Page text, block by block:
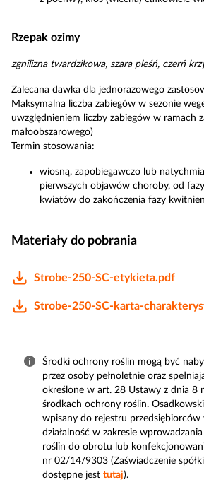
Rzepak ozimy
zgnilizna twardzikowa, szara pleśń, czerń
Zalecana dawka dla jednorazowego
Maksymalna liczba zabiegów w sezonie
uwzględnieniem liczby zabiegów w ramach
małoobszarowego)
Termin stosowania:
wiosną, zapobiegawczo lub
pierwszych objawów choroby, od
kwiatów do zakończenia fazy
Materiały do pobrania
Strobe-250-SC-etykieta.pdf
Strobe-250-SC-karta-
Środki ochrony roślin mogą być
przez osoby pełnoletnie oraz
określone w art. 28 Ustawy z dnia 8
środkach ochrony roślin.
wpisany do rejestru przedsiębiorców
działalność w zakresie
roślin do obrotu lub
nr 02/14/9303 (Zaświadczenie
dostępne jest tutaj).